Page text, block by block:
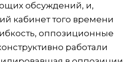
обсуждений, и,
кабинет того времени
оппозиционные
работали